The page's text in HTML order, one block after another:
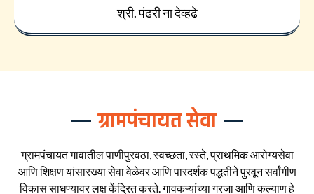
श्री. पंढरी ना देव्हढे
ग्रामपंचायत सेवा
ग्रामपंचायत गावातील पाणीपुरवठा, स्वच्छता, रस्ते, प्राथमिक आरोग्यसेवा
आणि शिक्षण यांसारख्या सेवा वेळेवर आणि पारदर्शक पद्धतीने पुरवून सर्वांगीण
विकास साधण्यावर लक्ष केंद्रित करते. गावकऱ्यांच्या गरजा आणि कल्याण हे